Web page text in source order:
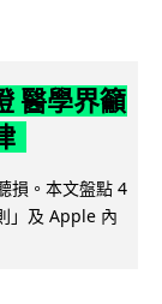
醫學界籲
損。本文盤點 4
」及 Apple 內